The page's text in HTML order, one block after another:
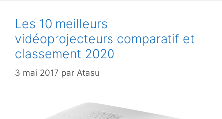
Les 10 meilleurs
vidéoprojecteurs comparatif et
classement 2020
3 mai 2017 par Atasu